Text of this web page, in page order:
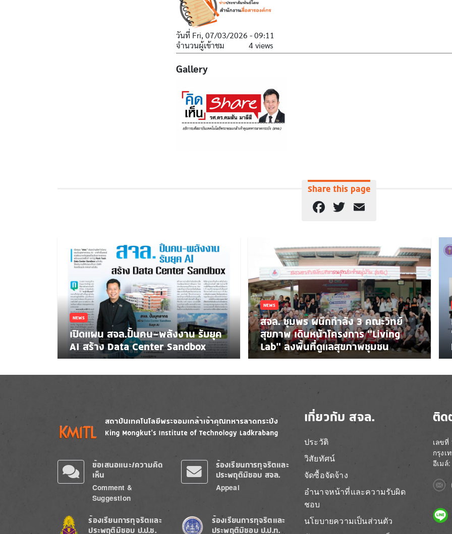
วันที่ Fri, 07/03/2026 - 09:11
จำนวนผู้เข้าชม
4 views
Gallery
Share this page
Facebook
Twitter
NEWS
เปิดแผน สจล.ปั้นคน-พลังงาน รับยุค
AI สร้าง Data Center Sandbox
NEWS
สจล. ชุมพร ผนึกกำลัง 3 คณะวิทย์
สุขภาพ เดินหน้าโครงการ “Living
Lab” ลงพื้นที่ดูแลสุขภาพชุมชน
Image Image
ข้อเสนอแนะ/ความคิด
เห็น
Comment &
Suggestion
ร้องเรียนการทุจริตและ
ประพฤติมิชอบ สจล.
Appeal
Image
ร้องเรียนการทุจริตและ
ประพฤติมิชอบ ป.ป.ช.
Image
ร้องเรียนการทุจริตและ
ประพฤติมิชอบ ป.ป.ท.
เกี่ยวกับ สจล.
ประวัติ
วิสัยทัศน์
จัดซื้อจัดจ้าง
อำนาจหน้าที่และความรับผิด
ชอบ
นโยบายความเป็นส่วนตัว
ติด
เลขที่
กรุงเ
อีเมล์
Image
Image